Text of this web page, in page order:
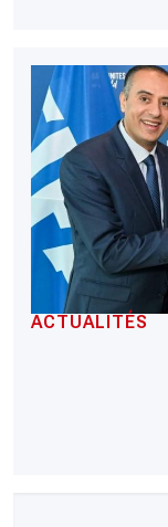
ACTUALITÉS